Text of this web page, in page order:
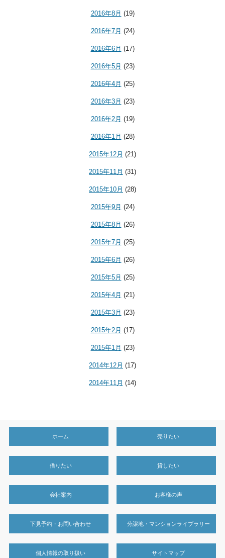
2016年8月 (19)
2016年7月 (24)
2016年6月 (17)
2016年5月 (23)
2016年4月 (25)
2016年3月 (23)
2016年2月 (19)
2016年1月 (28)
2015年12月 (21)
2015年11月 (31)
2015年10月 (28)
2015年9月 (24)
2015年8月 (26)
2015年7月 (25)
2015年6月 (26)
2015年5月 (25)
2015年4月 (21)
2015年3月 (23)
2015年2月 (17)
2015年1月 (23)
2014年12月 (17)
2014年11月 (14)
ホーム 売りたい
借りたい 貸したい
会社案内 お客様の声
下見予約・お問い合わせ 分譲地・マンションライブラリー
個人情報の取り扱い サイトマップ